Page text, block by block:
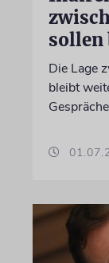
sollen
Die Lage
bleibt